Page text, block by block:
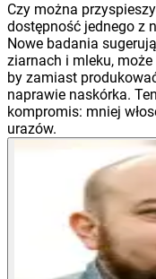
Czy można
dostępność jednego z
Nowe badania
ziarnach i mleku,
by zamiast
naprawie naskórka.
kompromis: mniej
urazów.